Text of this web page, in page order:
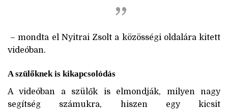
– mondta el Nyitrai Zsolt a közösségi oldalára kitett
videóban.
A szülőknek is kikapcsolódás
A videóban a szülők is elmondják, milyen nagy
segítség számukra, hiszen egy kicsit